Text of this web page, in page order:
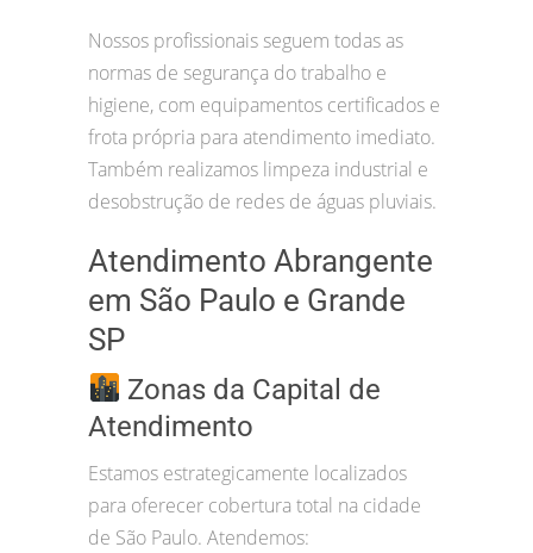
Nossos profissionais seguem todas as
normas de segurança do trabalho e
higiene, com equipamentos certificados e
frota própria para atendimento imediato.
Também realizamos limpeza industrial e
desobstrução de redes de águas pluviais.
Atendimento Abrangente
em São Paulo e Grande
SP
Zonas da Capital de
Atendimento
Estamos estrategicamente localizados
para oferecer cobertura total na cidade
de São Paulo. Atendemos: